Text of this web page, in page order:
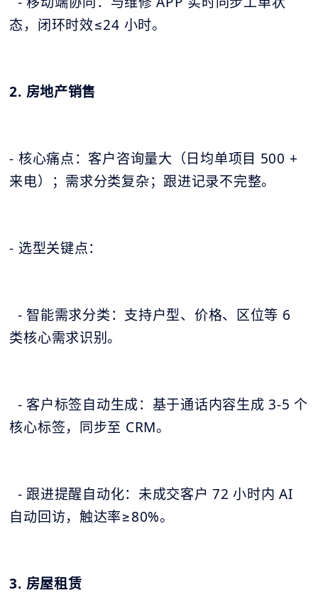
态，闭环时效≤24 小时。
2. 房地产销售
- 核心痛点：客户咨询量大（日均单项目 500 +
来电）；需求分类复杂；跟进记录不完整。
- 选型关键点：
- 智能需求分类：支持户型、价格、区位等 6
类核心需求识别。
- 客户标签自动生成：基于通话内容生成 3-5 个
核心标签，同步至 CRM。
- 跟进提醒自动化：未成交客户 72 小时内 AI
自动回访，触达率≥80%。
3. 房屋租赁